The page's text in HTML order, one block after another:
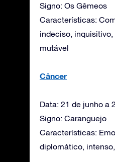
Signo: Os Gêmeos
Características:
indeciso,
mutável
Câncer
Data: 21 de junho a
Signo: Caranguejo
Características:
diplomático,